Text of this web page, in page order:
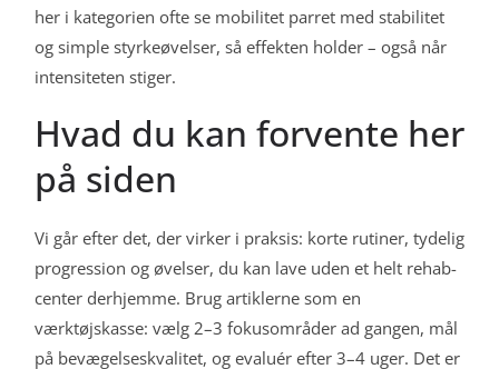
her i kategorien ofte se mobilitet parret med stabilitet
og simple styrkeøvelser, så effekten holder – også når
intensiteten stiger.
Hvad du kan forvente her
på siden
Vi går efter det, der virker i praksis: korte rutiner, tydelig
progression og øvelser, du kan lave uden et helt rehab-
center derhjemme. Brug artiklerne som en
værktøjskasse: vælg 2–3 fokusområder ad gangen, mål
på bevægelseskvalitet, og evaluér efter 3–4 uger. Det er